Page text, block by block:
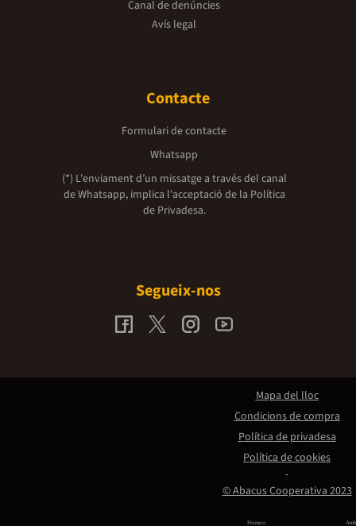
Canal de denúncies
Avís legal
Contacte
Formulari de contacte
Whatsapp
(*) L'enviament d’un missatge a través del canal
de Whatsapp, implica l'acceptació de la Política
de Privadesa.
Segueix-nos
Promou:
© Abacus Cooperativa 2023
Mapa del lloc
Condicions de compra
Política de privadesa
Política de cookies